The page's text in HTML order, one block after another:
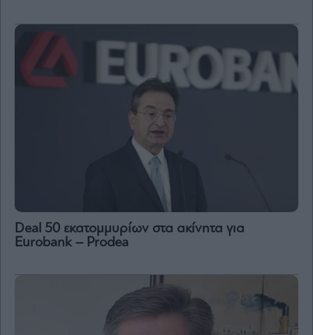
Deal 50 εκατομμυρίων στα ακίνητα για
Eurobank – Prodea